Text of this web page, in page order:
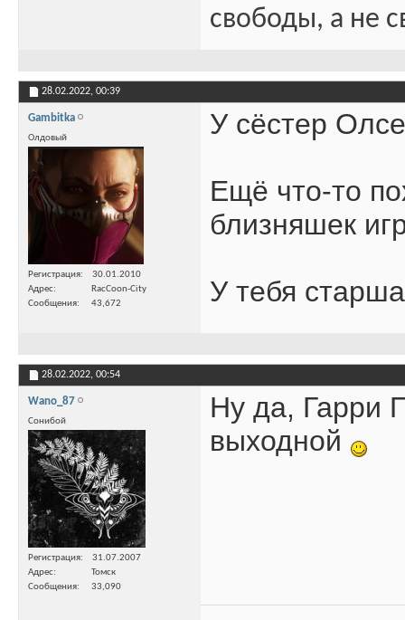
свободы, а не
28.02.2022, 00:39
Gambitka
Олдовый
Регистрация
30.01.2010
Адрес
RacCoon-City
Сообщения
43,672
У сёстер
Ещё что-то
близняшек
У тебя
28.02.2022, 00:54
Wano_87
Сонибой
Регистрация
31.07.2007
Адрес
Томск
Сообщения
33,090
Ну да, Гарри
выходной